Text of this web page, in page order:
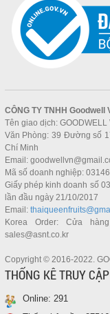
CÔNG TY TNHH Goodwell
Tên giao dịch: GOODWELL
Văn Phòng: 39 Đường số
Chí Minh
Email:
Mã số doanh nghiệp:
Giấy phép kinh doanh số
lần đầu ngày 21/10/2017
Email:
Korea Order: Cửa
sales@asnt.co.kr
Copyright © 2016-2022.
THỐNG KÊ TRUY CẬP
Online: 291